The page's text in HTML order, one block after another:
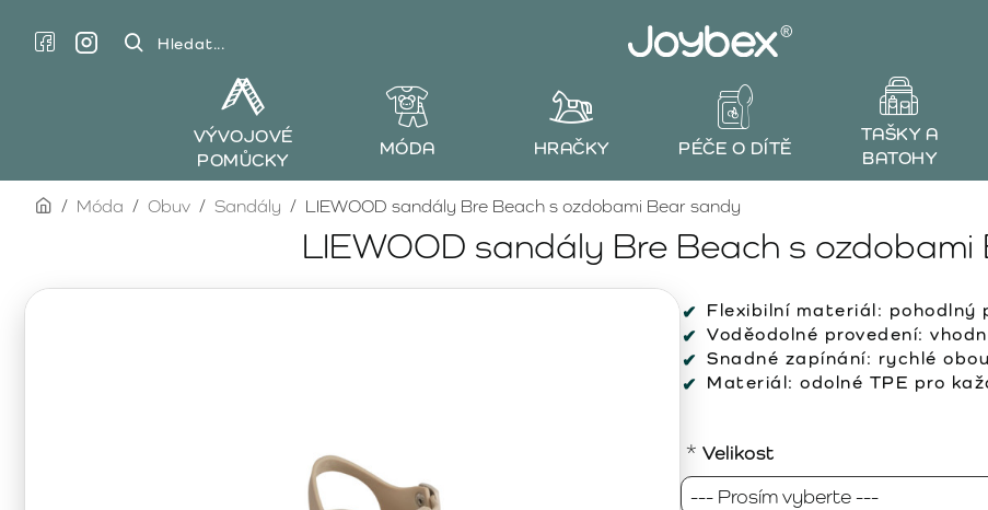
Hledat...
VÝVOJOVÉ
POMŮCKY
MÓDA HRAČKY PÉČE O DÍTĚ
TAŠKY A
BATOHY
LIEWOOD sandály Bre Beach s
homeMóda Obuv Sandály LIEWOOD sandály Bre Beach s ozdobami Bear sandy
Flexibilní materiál: pohodlný
Voděodolné provedení:
Snadné zapínání: rychlé
Materiál: odolné TPE pro
Velikost